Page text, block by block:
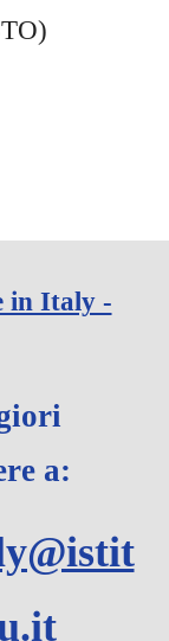
)
in Italy -
a: